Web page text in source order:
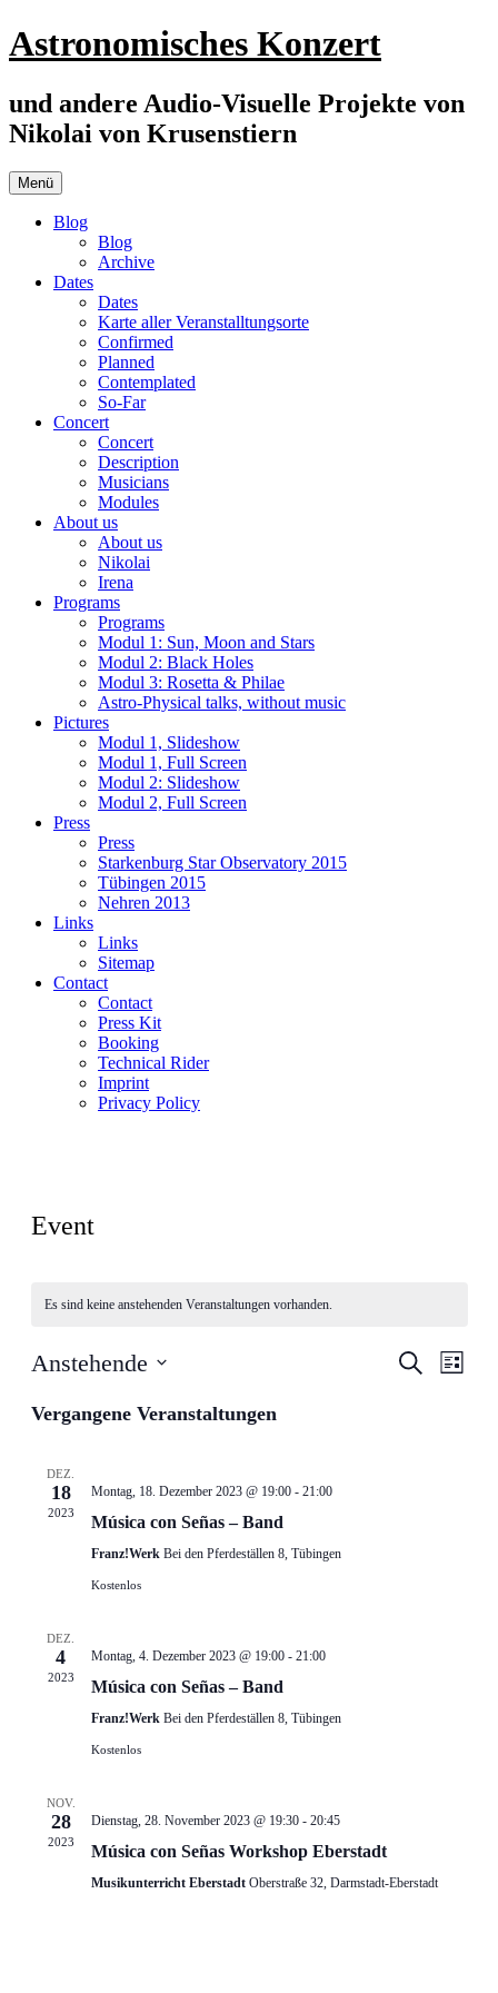
Zum
Inhalt
Astronomisches Konzert
und andere Audio-Visuelle Projekte von
Nikolai von Krusenstiern
Menü
Blog
Blog
Archive
Dates
Dates
Karte aller Veranstalltungsorte
Confirmed
Planned
Contemplated
So-Far
Concert
Concert
Description
Musicians
Modules
About us
About us
Nikolai
Irena
Programs
Programs
Modul 1: Sun, Moon and Stars
Modul 2: Black Holes
Modul 3: Rosetta & Philae
Astro-Physical talks, without music
Pictures
Modul 1, Slideshow
Modul 1, Full Screen
Modul 2: Slideshow
Modul 2, Full Screen
Press
Press
Starkenburg Star Observatory 2015
Tübingen 2015
Nehren 2013
Links
Links
Sitemap
Contact
Contact
Press Kit
Booking
Technical Rider
Imprint
Privacy Policy
Event
Es sind keine anstehenden Veranstaltungen vorhanden.
Suche
Liste
Anstehende
wählen.
Vergangene Veranstaltungen
DEZ.
18
2023
Montag, 18. Dezember 2023 @ 19:00- 21:00
Música con Señas – Band
Franz!Werk Bei den Pferdeställen 8, Tübingen
Kostenlos
DEZ.
4
2023
Montag, 4. Dezember 2023 @ 19:00- 21:00
Música con Señas – Band
Franz!Werk Bei den Pferdeställen 8, Tübingen
Kostenlos
NOV.
28
2023
Dienstag, 28. November 2023 @ 19:30- 20:45
Música con Señas Workshop Eberstadt
Musikunterricht Eberstadt Oberstraße 32, Darmstadt-Eberstadt